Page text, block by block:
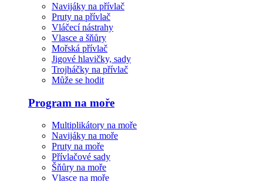
Navijáky na přívlač
Pruty na přívlač
Vláčecí nástrahy
Vlasce a šňůry
Mořská přívlač
Jigové hlavičky, sady
Trojháčky na přívlač
Může se hodit
Program na moře
Multiplikátory na moře
Navijáky na moře
Pruty na moře
Přívlačové sady
Šňůry na moře
Vlasce na moře